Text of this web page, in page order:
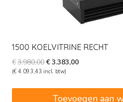
1500 KOELVITRINE RECHT
€3.980,00Oorspronkelijke
prijs
€3.980,00.
€3.383,00Huidige
(€ 4.093,43 incl. btw)
Toevoegen aan